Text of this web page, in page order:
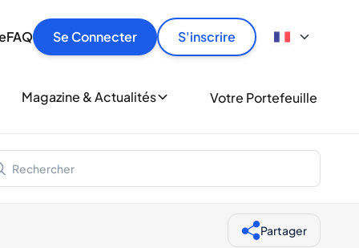
FAQ Se Connecter S'inscrire
en toute sécurité et au meilleur prix.
d'amateurs de whisky et de spiritueux.
Magazine & Actualités Votre Portefeuille
Partager